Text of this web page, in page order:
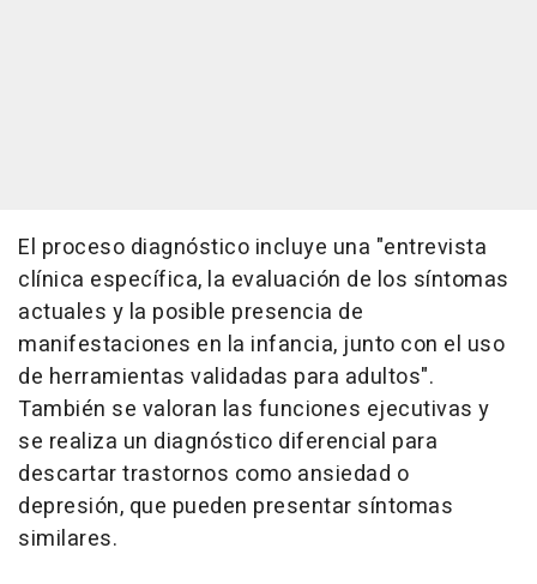
El proceso diagnóstico incluye una "entrevista
clínica específica, la evaluación de los síntomas
actuales y la posible presencia de
manifestaciones en la infancia, junto con el uso
de herramientas validadas para adultos".
También se valoran las funciones ejecutivas y
se realiza un diagnóstico diferencial para
descartar trastornos como ansiedad o
depresión, que pueden presentar síntomas
similares.